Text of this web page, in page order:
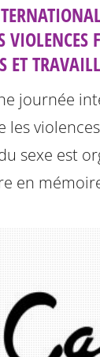
VIOLENCES
ET
journée
les
sexe est
en